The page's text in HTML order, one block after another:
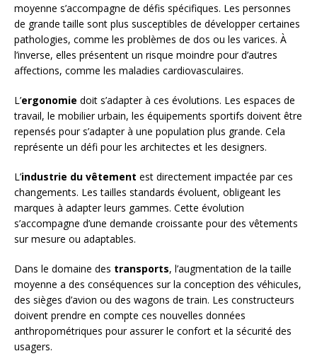
moyenne s’accompagne de défis spécifiques. Les personnes
de grande taille sont plus susceptibles de développer certaines
pathologies, comme les problèmes de dos ou les varices. À
l’inverse, elles présentent un risque moindre pour d’autres
affections, comme les maladies cardiovasculaires.
L’ergonomie doit s’adapter à ces évolutions. Les espaces de
travail, le mobilier urbain, les équipements sportifs doivent être
repensés pour s’adapter à une population plus grande. Cela
représente un défi pour les architectes et les designers.
L’industrie du vêtement est directement impactée par ces
changements. Les tailles standards évoluent, obligeant les
marques à adapter leurs gammes. Cette évolution
s’accompagne d’une demande croissante pour des vêtements
sur mesure ou adaptables.
Dans le domaine des transports, l’augmentation de la taille
moyenne a des conséquences sur la conception des véhicules,
des sièges d’avion ou des wagons de train. Les constructeurs
doivent prendre en compte ces nouvelles données
anthropométriques pour assurer le confort et la sécurité des
usagers.